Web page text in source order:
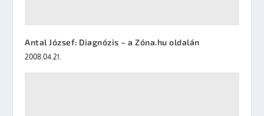
Antal József: Diagnózis – a Zóna.hu oldalán
2008.04.21.